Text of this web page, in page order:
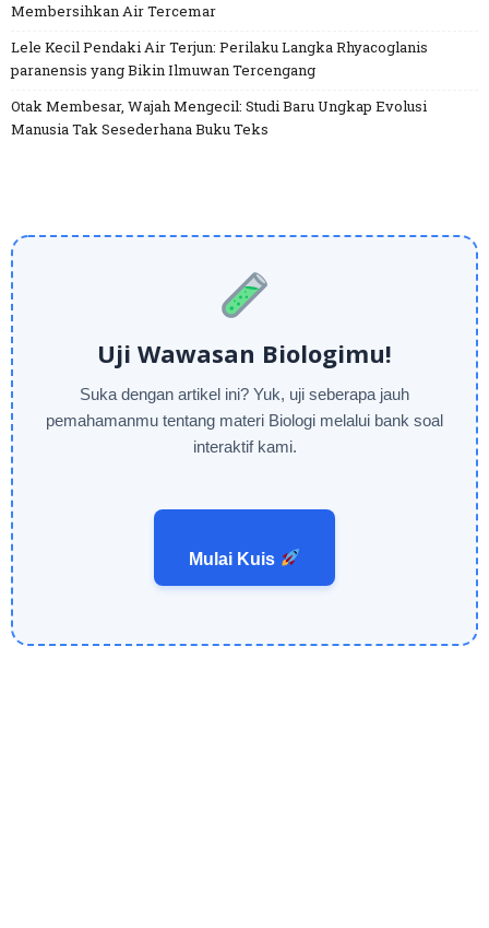
Membersihkan Air Tercemar
Lele Kecil Pendaki Air Terjun: Perilaku Langka Rhyacoglanis
paranensis yang Bikin Ilmuwan Tercengang
Otak Membesar, Wajah Mengecil: Studi Baru Ungkap Evolusi
Manusia Tak Sesederhana Buku Teks
Uji Wawasan Biologimu!
Suka dengan artikel ini? Yuk, uji seberapa jauh
pemahamanmu tentang materi Biologi melalui bank soal
interaktif kami.
Mulai Kuis